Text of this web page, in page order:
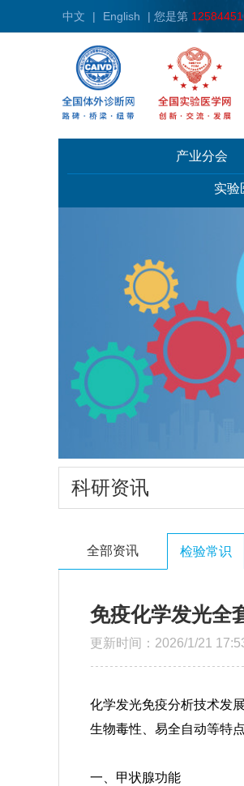
中文 | English | 您是第
产业分会
实验
科研资讯
全部资讯 检验常识
免疫化学发光全
更新时间：2026/1/21
化学发光免疫分析技术发
生物毒性、易全自动等特
一、甲状腺功能